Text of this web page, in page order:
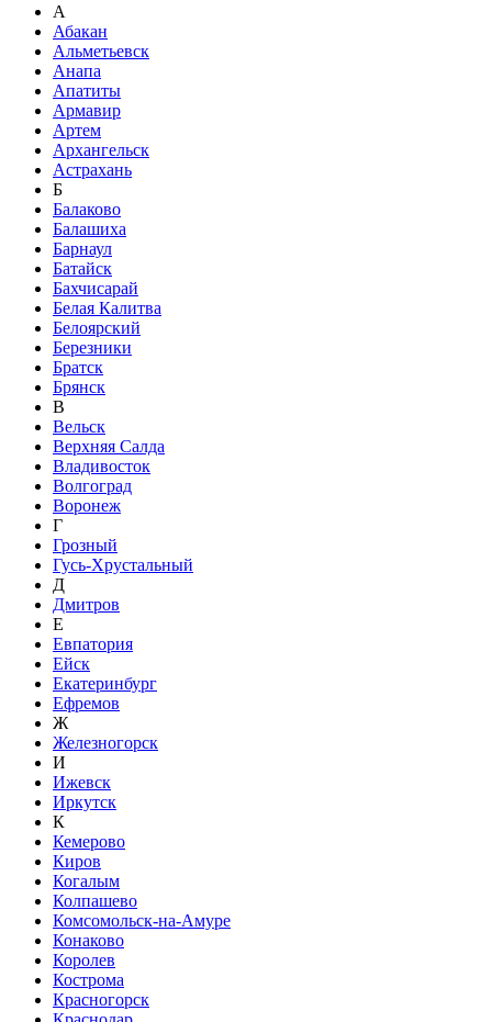
А
Абакан
Альметьевск
Анапа
Апатиты
Армавир
Артем
Архангельск
Астрахань
Б
Балаково
Балашиха
Барнаул
Батайск
Бахчисарай
Белая Калитва
Белоярский
Березники
Братск
Брянск
В
Вельск
Верхняя Салда
Владивосток
Волгоград
Воронеж
Г
Грозный
Гусь-Хрустальный
Д
Дмитров
Е
Евпатория
Ейск
Екатеринбург
Ефремов
Ж
Железногорск
И
Ижевск
Иркутск
К
Кемерово
Киров
Когалым
Колпашево
Комсомольск-на-Амуре
Конаково
Королев
Кострома
Красногорск